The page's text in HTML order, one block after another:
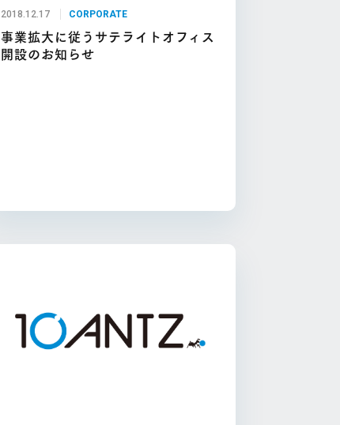
2018.12.17 CORPORATE
事業拡大に従うサテライトオフィス
開設のお知らせ